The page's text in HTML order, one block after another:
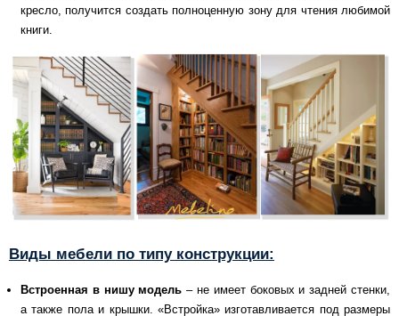
кресло, получится создать полноценную зону для чтения любимой
книги.
Виды мебели по типу конструкции:
Встроенная в нишу модель – не имеет боковых и задней стенки,
а также пола и крышки. «Встройка» изготавливается под размеры